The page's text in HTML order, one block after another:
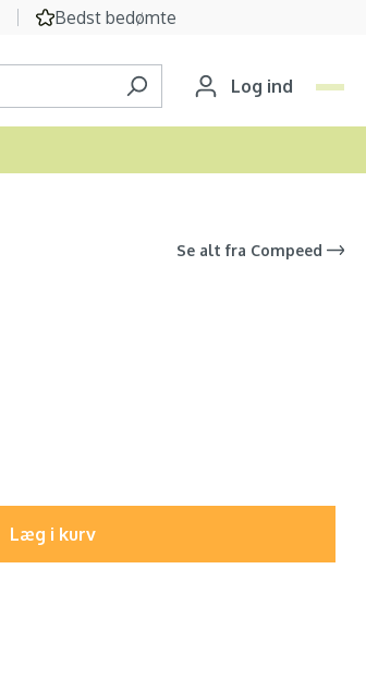
Bedst bedømte
Log ind
Se alt fra Compeed
Læg i kurv